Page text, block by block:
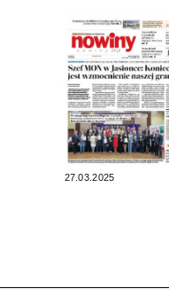
27.03.2025